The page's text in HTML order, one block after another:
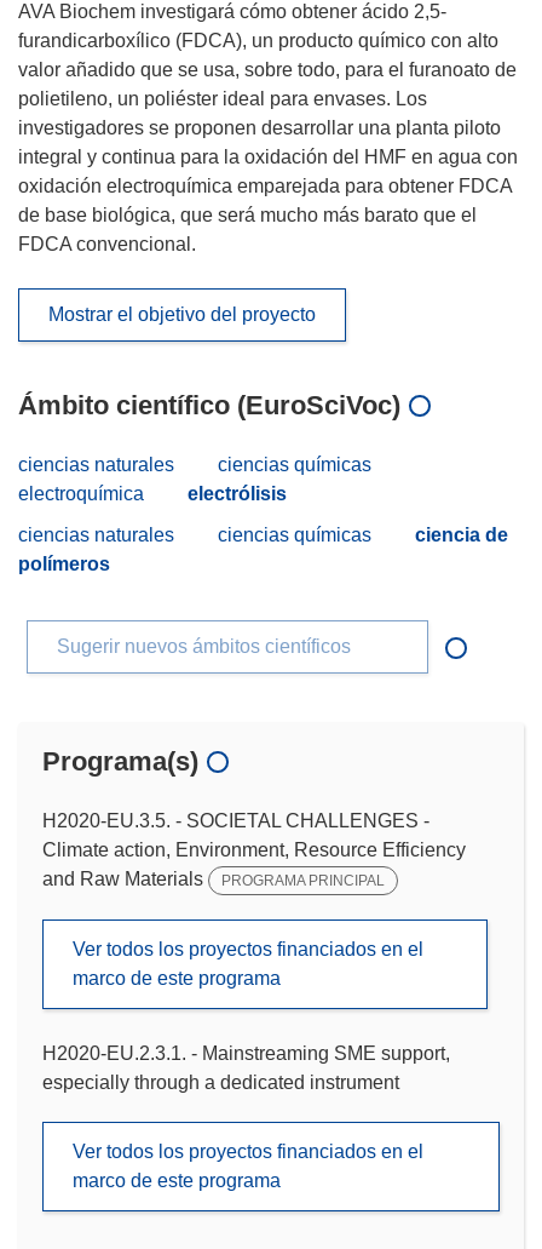
AVA Biochem investigará cómo obtener ácido 2,5-
furandicarboxílico (FDCA), un producto químico con alto
valor añadido que se usa, sobre todo, para el furanoato de
polietileno, un poliéster ideal para envases. Los
investigadores se proponen desarrollar una planta piloto
integral y continua para la oxidación del HMF en agua con
oxidación electroquímica emparejada para obtener FDCA
de base biológica, que será mucho más barato que el
FDCA convencional.
Mostrar el objetivo del proyecto
Ámbito científico (EuroSciVoc)
ciencias naturales
ciencias químicas
electroquímica
electrólisis
ciencias naturales
ciencias químicas
ciencia de
polímeros
Sugerir nuevos ámbitos científicos
Programa(s)
H2020-EU.3.5. - SOCIETAL CHALLENGES -
Climate action, Environment, Resource Efficiency
and Raw Materials
PROGRAMA PRINCIPAL
Ver todos los proyectos financiados en el
marco de este programa
H2020-EU.2.3.1. - Mainstreaming SME support,
especially through a dedicated instrument
Ver todos los proyectos financiados en el
marco de este programa